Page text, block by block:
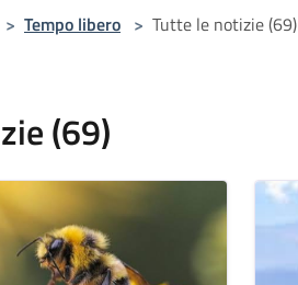
> Tempo libero > Tutte le notizie (69)
(69)